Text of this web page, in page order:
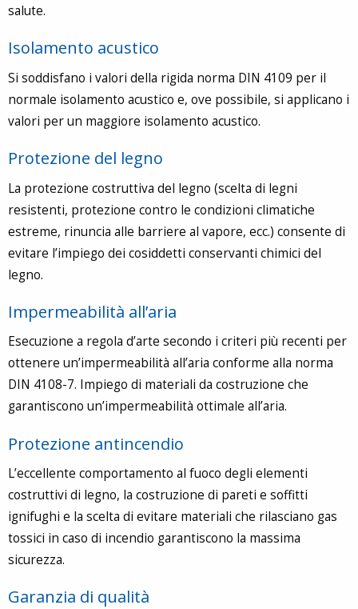
salute.
Isolamento acustico
Si soddisfano i valori della rigida norma DIN 4109 per il
normale isolamento acustico e, ove possibile, si applicano i
valori per un maggiore isolamento acustico.
Protezione del legno
La protezione costruttiva del legno (scelta di legni
resistenti, protezione contro le condizioni climatiche
estreme, rinuncia alle barriere al vapore, ecc.) consente di
evitare l’impiego dei cosiddetti conservanti chimici del
legno.
Impermeabilità all’aria
Esecuzione a regola d’arte secondo i criteri più recenti per
ottenere un’impermeabilità all’aria conforme alla norma
DIN 4108-7. Impiego di materiali da costruzione che
garantiscono un’impermeabilità ottimale all’aria.
Protezione antincendio
L’eccellente comportamento al fuoco degli elementi
costruttivi di legno, la costruzione di pareti e soffitti
ignifughi e la scelta di evitare materiali che rilasciano gas
tossici in caso di incendio garantiscono la massima
sicurezza.
Garanzia di qualità